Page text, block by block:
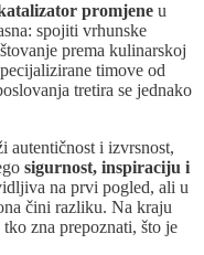
promjene u
spojiti vrhunske
prema kulinarskoj
timove od
tretira se jednako
autentičnost i izvrsnost,
sigurnost, inspiraciju i
na prvi pogled, ali u
čini razliku. Na kraju
zna prepoznati, što je